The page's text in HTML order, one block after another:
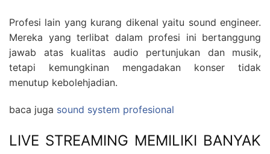
Profesi lain yang kurang dikenal yaitu sound engineer.
Mereka yang terlibat dalam profesi ini bertanggung
jawab atas kualitas audio pertunjukan dan musik,
tetapi kemungkinan mengadakan konser tidak
menutup kebolehjadian.
baca juga sound system profesional
LIVE STREAMING MEMILIKI BANYAK